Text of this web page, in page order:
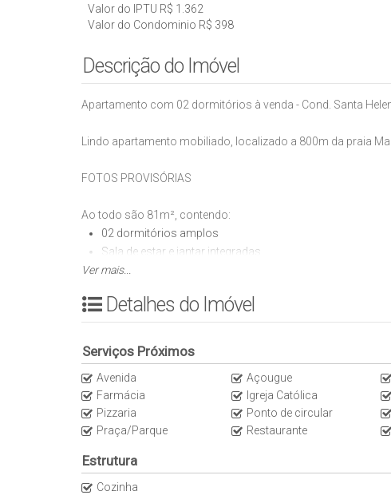
Valor do IPTU R$ 1.362
Valor do Condominio R$ 398
Descrição do Imóvel
Apartamento com 02 dormitórios à venda - Cond. Santa
Lindo apartamento mobiliado, localizado a 800m da praia
FOTOS PROVISÓRIAS
Ao todo são 81m², contendo:
02 dormitórios amplos
Sala de estar e jantar integradas
Cozinha individual
02 vaga de garagem coberta
Documentação OK.
Aceita financiamento..
Aceita Pet.
Os valores podem sofrer alterações sem aviso prévio.
Entre em contato para mais informações e agendamento de
Ver mais...
Detalhes do Imóvel
Serviços Próximos
Avenida Açougue
Farmácia
Igreja Católica
Pizzaria
Ponto de circular
Praça/Parque
Restaurante
Estrutura
Cozinha